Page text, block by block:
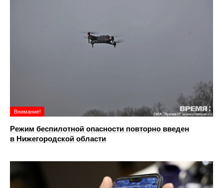
Внимание!
Режим беспилотной опасности повторно введен
в Нижегородской области